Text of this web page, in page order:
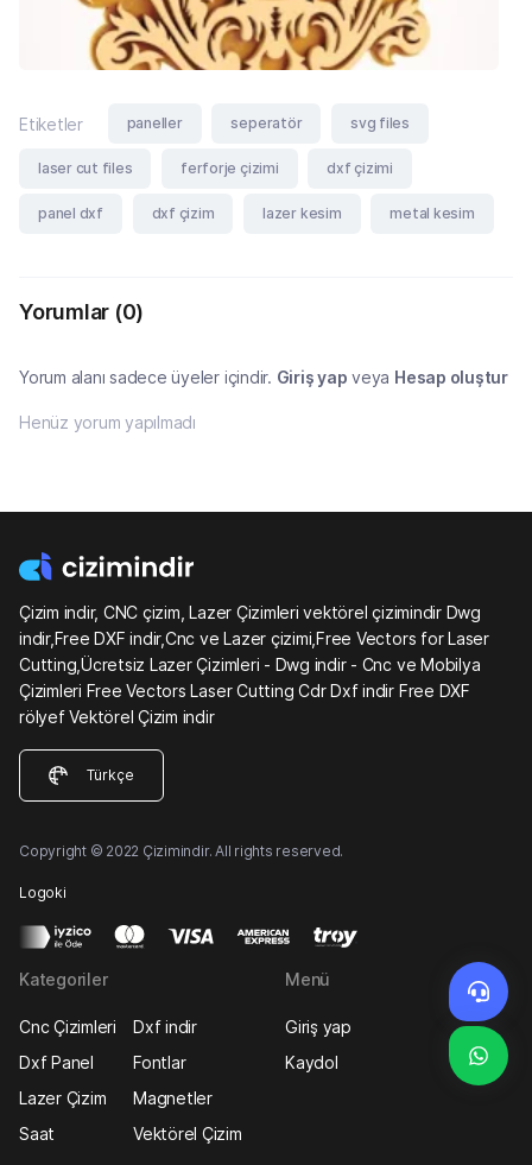
Etiketler paneller seperatör svg files
laser cut files ferforje çizimi dxf çizimi
panel dxf dxf çizim lazer kesim metal kesim
Yorumlar (0)
Yorum alanı sadece üyeler içindir. Giriş yap veya Hesap oluştur
Henüz yorum yapılmadı
Çizim indir, CNC çizim, Lazer Çizimleri vektörel çizimindir Dwg
indir,Free DXF indir,Cnc ve Lazer çizimi,Free Vectors for Laser
Cutting,Ücretsiz Lazer Çizimleri - Dwg indir - Cnc ve Mobilya
Çizimleri Free Vectors Laser Cutting Cdr Dxf indir Free DXF
rölyef Vektörel Çizim indir
Türkçe
Copyright © 2022 Çizimindir. All rights reserved.
Logoki
Kategoriler
Cnc Çizimleri
Dxf indir
Dxf Panel
Fontlar
Lazer Çizim
Magnetler
Saat
Vektörel Çizim
Menü
Giriş yap
Kaydol